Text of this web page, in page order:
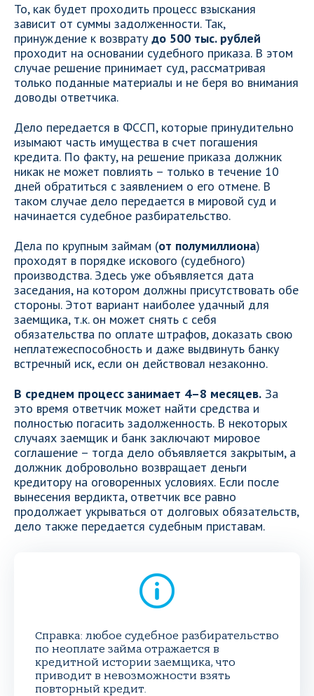
То, как будет проходить процесс взыскания
зависит от суммы задолженности. Так,
принуждение к возврату до 500 тыс. рублей
проходит на основании судебного приказа. В этом
случае решение принимает суд, рассматривая
только поданные материалы и не беря во внимания
доводы ответчика.
Дело передается в ФССП, которые принудительно
изымают часть имущества в счет погашения
кредита. По факту, на решение приказа должник
никак не может повлиять – только в течение 10
дней обратиться с заявлением о его отмене. В
таком случае дело передается в мировой суд и
начинается судебное разбирательство.
Дела по крупным займам (от полумиллиона)
проходят в порядке искового (судебного)
производства. Здесь уже объявляется дата
заседания, на котором должны присутствовать обе
стороны. Этот вариант наиболее удачный для
заемщика, т.к. он может снять с себя
обязательства по оплате штрафов, доказать свою
неплатежеспособность и даже выдвинуть банку
встречный иск, если он действовал незаконно.
В среднем процесс занимает 4–8 месяцев. За
это время ответчик может найти средства и
полностью погасить задолженность. В некоторых
случаях заемщик и банк заключают мировое
соглашение – тогда дело объявляется закрытым, а
должник добровольно возвращает деньги
кредитору на оговоренных условиях. Если после
вынесения вердикта, ответчик все равно
продолжает укрываться от долговых обязательств,
дело также передается судебным приставам.
Справка: любое судебное разбирательство
по неоплате займа отражается в
кредитной истории заемщика, что
приводит в невозможности взять
повторный кредит.